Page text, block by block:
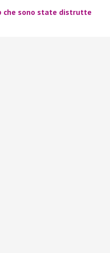
che sono state distrutte